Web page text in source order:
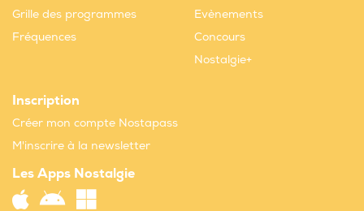
Grille des programmes
Fréquences
Evènements
Concours
Nostalgie+
Inscription
Créer mon compte Nostapass
M'inscrire à la newsletter
Les Apps Nostalgie